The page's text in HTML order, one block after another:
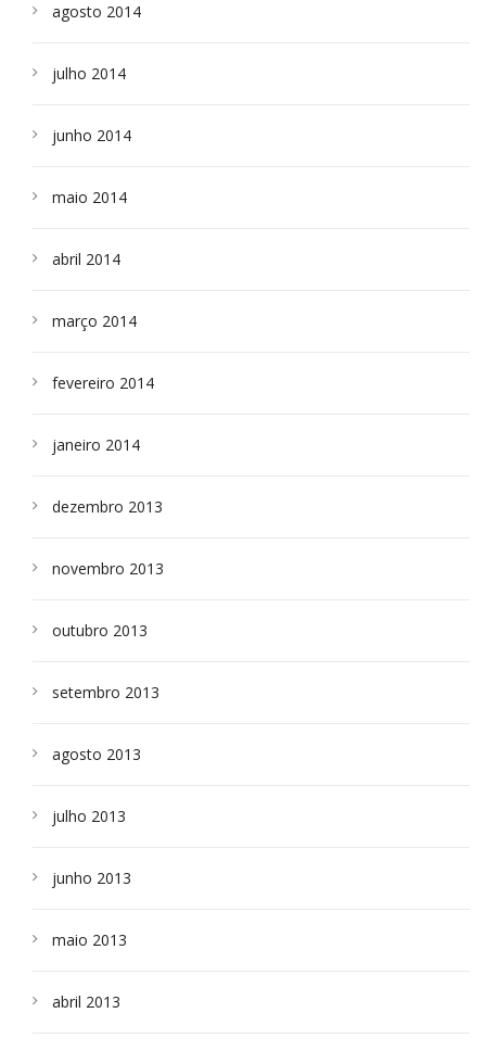
agosto 2014
julho 2014
junho 2014
maio 2014
abril 2014
março 2014
fevereiro 2014
janeiro 2014
dezembro 2013
novembro 2013
outubro 2013
setembro 2013
agosto 2013
julho 2013
junho 2013
maio 2013
abril 2013